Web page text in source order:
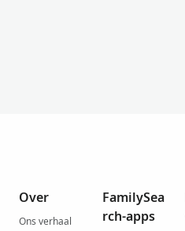
Over
Ons verhaal
FamilySea
rch-apps